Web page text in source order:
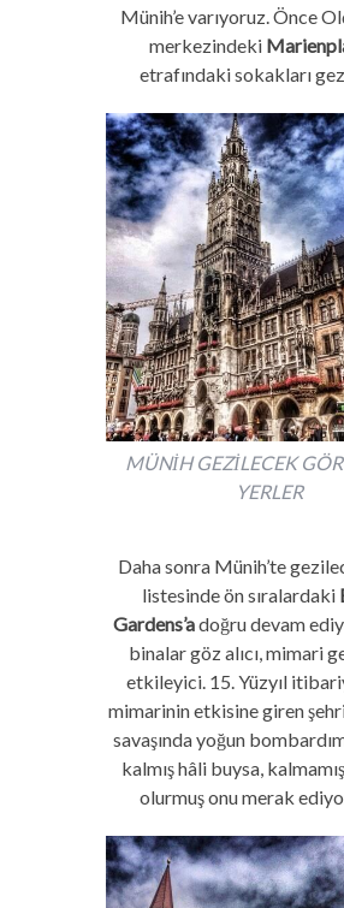
Münih’e varıyoruz. Önce
merkezindeki
etrafındaki sokakları
MÜNİH GEZİLECEK
YERLER
Daha sonra Münih’te
listesinde ön sıralardaki
Gardens’adoğru devam
binalar göz alıcı, mimari
etkileyici. 15. Yüzyıl
mimarinin etkisine giren
savaşında yoğun
kalmış hâli buysa,
olurmuş onu merak